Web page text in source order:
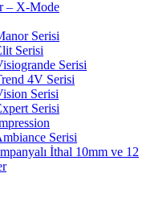
– X-Mode
Serisi
Serisi
Serisi
4V Serisi
Serisi
Serisi
Serisi
İthal 10mm ve 12